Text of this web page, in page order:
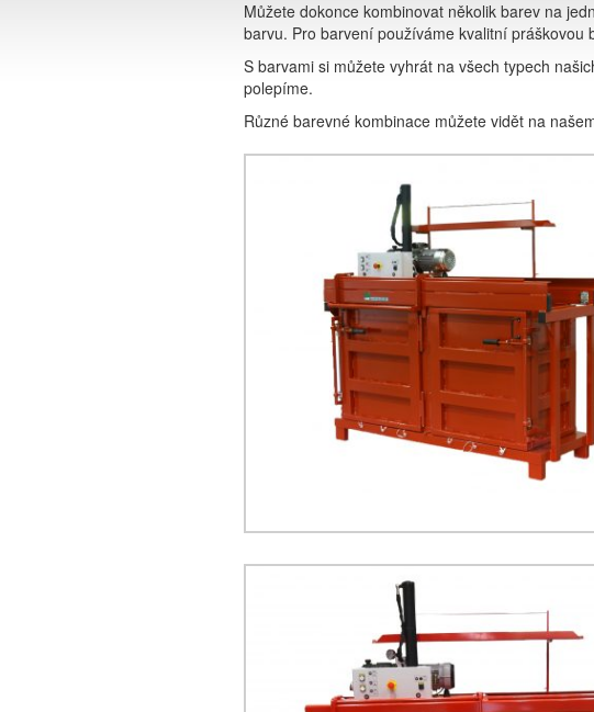
TECHNOLÓGIE PRE
Můžete dokonce kombinovat několik barev na
barvu. Pro barvení používáme kvalitní práškovou
S barvami si můžete vyhrát na všech typech
polepíme.
Různé barevné kombinace můžete vidět na